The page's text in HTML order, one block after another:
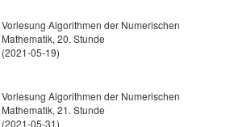
Vorlesung Algorithmen der Numerischen
Mathematik, 20. Stunde
(2021-05-19)
Vorlesung Algorithmen der Numerischen
Mathematik, 21. Stunde
(2021-05-31)